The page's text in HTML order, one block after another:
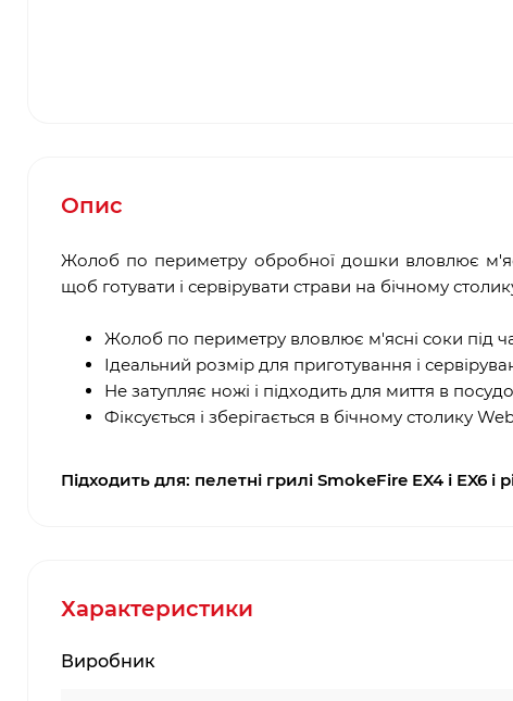
Опис
Жолоб по периметру обробної дошки вловлює
щоб готувати і сервірувати страви на бічному
Жолоб по периметру вловлює м'ясні соки під
Ідеальний розмір для приготування і
Не затупляє ножі і підходить для миття в
Фіксується і зберігається в бічному столику
Підходить для: пелетні грилі SmokeFire EX4 і EX6 і
Характеристики
Виробник